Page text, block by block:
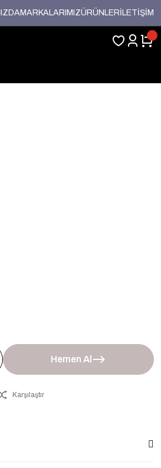
MARKALARIMIZÜRÜNLERİLETİŞİM
Hemen Al
Karşılaştır